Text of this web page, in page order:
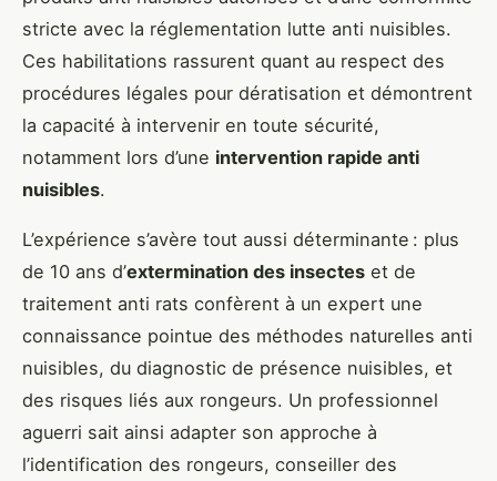
stricte avec la réglementation lutte anti nuisibles.
Ces habilitations rassurent quant au respect des
procédures légales pour dératisation et démontrent
la capacité à intervenir en toute sécurité,
notamment lors d’une intervention rapide anti
nuisibles.
L’expérience s’avère tout aussi déterminante : plus
de 10 ans d’extermination des insectes et de
traitement anti rats confèrent à un expert une
connaissance pointue des méthodes naturelles anti
nuisibles, du diagnostic de présence nuisibles, et
des risques liés aux rongeurs. Un professionnel
aguerri sait ainsi adapter son approche à
l’identification des rongeurs, conseiller des